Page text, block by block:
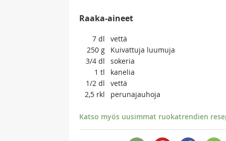
Raaka-aineet
7 dl
vettä
250 g
Kuivattuja luumuja
3/4 dl
sokeria
1 tl
kanelia
1/2 dl
vettä
2,5 rkl perunajauhoja
Katso myös uusimmat ruokatrendien